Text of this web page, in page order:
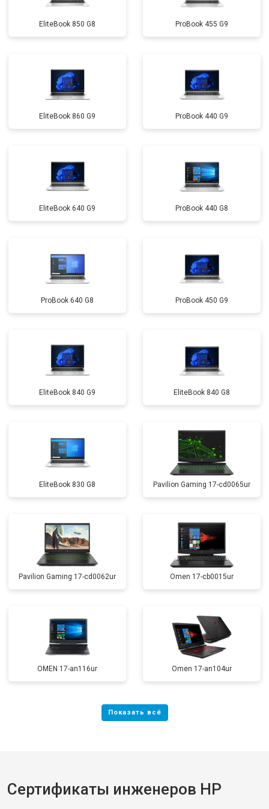
Замена микрофона от 2600 ₽ Заказать
Замена оперативной памяти от 1100 ₽ Заказать
Замена северного моста от 3500 ₽
Ремонт петель от 3990 ₽ Заказать
EliteBook 850 G8 ProBook 455 G9
EliteBook 860 G9 ProBook 440 G9
EliteBook 640 G9 ProBook 440 G8
ProBook 640 G8 ProBook 450 G9
EliteBook 840 G9 EliteBook 840 G8
EliteBook 830 G8 Pavilion Gaming 17-cd0065ur
Pavilion Gaming 17-cd0062ur Omen 17-cb0015ur
OMEN 17-an116ur Omen 17-an104ur
Сертификаты инженеров HP